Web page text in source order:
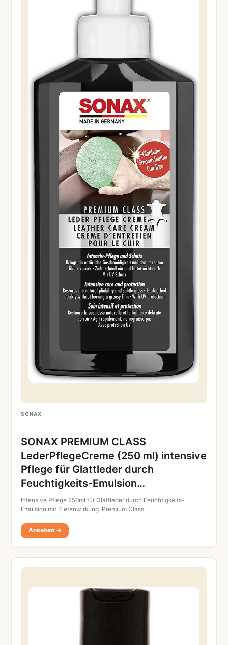
SONAX
SONAX PREMIUM CLASS
LederPflegeCreme (250 ml) intensive
Pflege für Glattleder durch
Feuchtigkeits-Emulsion…
Intensive Pflege 250ml für Glattleder durch Feuchtigkeits-
Emulsion mit Tiefenwirkung. Premium Class.
Ansehen →